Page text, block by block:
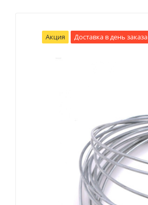
Акция Доставка в день заказа